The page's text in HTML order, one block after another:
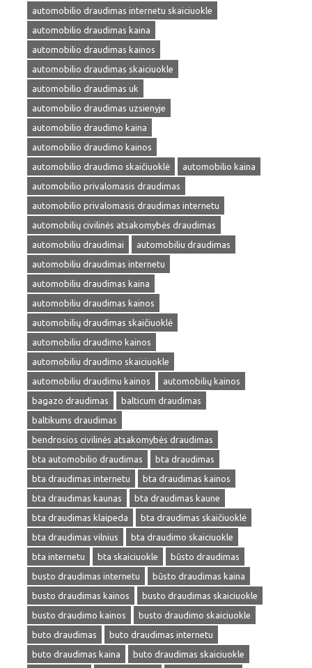
automobilio draudimas internetu skaiciuokle
automobilio draudimas kaina
automobilio draudimas kainos
automobilio draudimas skaiciuokle
automobilio draudimas uk
automobilio draudimas uzsienyje
automobilio draudimo kaina
automobilio draudimo kainos
automobilio draudimo skaičiuoklė
automobilio kaina
automobilio privalomasis draudimas
automobilio privalomasis draudimas internetu
automobilių civilinės atsakomybės draudimas
automobiliu draudimai
automobiliu draudimas
automobiliu draudimas internetu
automobiliu draudimas kaina
automobiliu draudimas kainos
automobilių draudimas skaičiuoklė
automobiliu draudimo kainos
automobiliu draudimo skaiciuokle
automobiliu draudimu kainos
automobilių kainos
bagazo draudimas
balticum draudimas
baltikums draudimas
bendrosios civilinės atsakomybės draudimas
bta automobilio draudimas
bta draudimas
bta draudimas internetu
bta draudimas kainos
bta draudimas kaunas
bta draudimas kaune
bta draudimas klaipeda
bta draudimas skaičiuoklė
bta draudimas vilnius
bta draudimo skaiciuokle
bta internetu
bta skaiciuokle
būsto draudimas
busto draudimas internetu
būsto draudimas kaina
busto draudimas kainos
busto draudimas skaiciuokle
busto draudimo kainos
busto draudimo skaiciuokle
buto draudimas
buto draudimas internetu
buto draudimas kaina
buto draudimas skaiciuokle